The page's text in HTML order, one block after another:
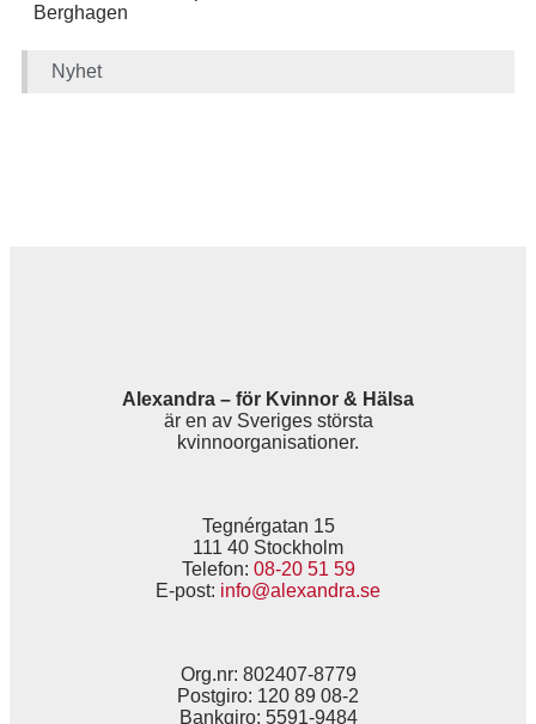
Berghagen
Nyhet
Alexandra – för Kvinnor & Hälsa
är en av Sveriges största
kvinnoorganisationer.
Tegnérgatan 15
111 40 Stockholm
Telefon: 08-20 51 59
E-post: info@alexandra.se
Org.nr: 802407-8779
Postgiro: 120 89 08-2
Bankgiro: 5591-9484